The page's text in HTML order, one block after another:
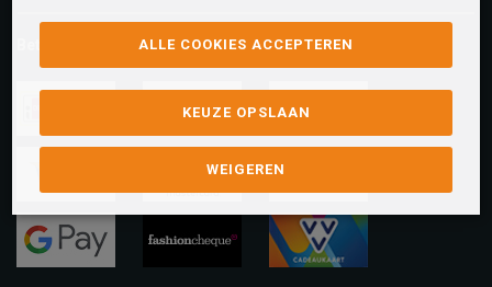
ideal paypal riverty
visa mastercard
apple-
pay
ALLE COOKIES ACCEPTEREN
KEUZE OPSLAAN
WEIGEREN